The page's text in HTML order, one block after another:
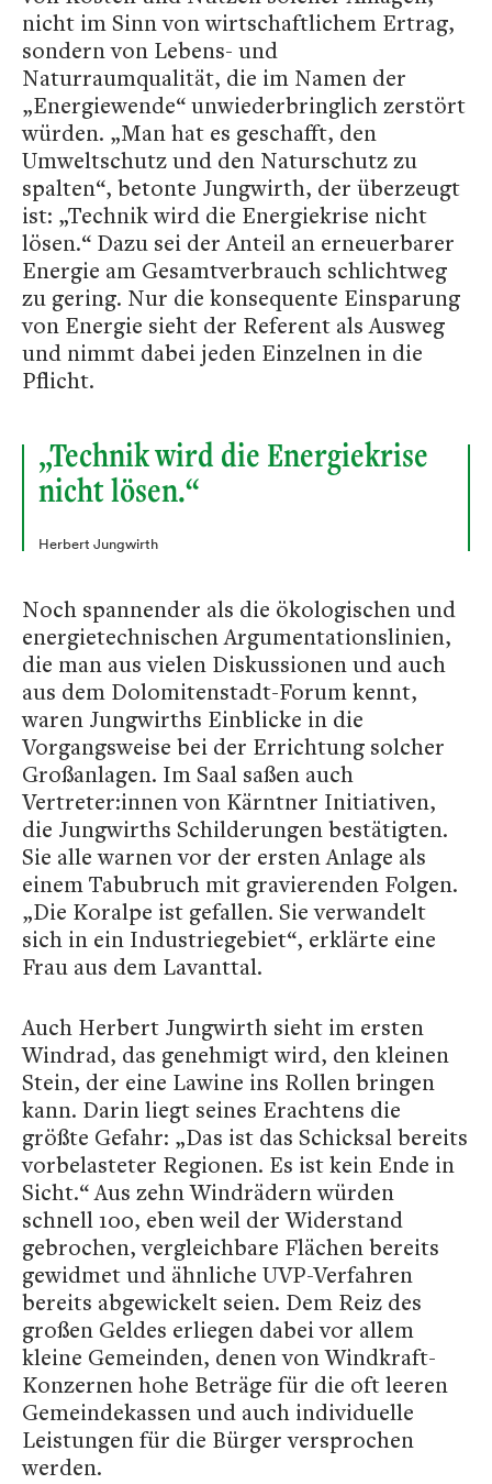
nicht im Sinn von wirtschaftlichem Ertrag,
sondern von Lebens- und
Naturraumqualität, die im Namen der
„Energiewende“ unwiederbringlich zerstört
würden. „Man hat es geschafft, den
Umweltschutz und den Naturschutz zu
spalten“, betonte Jungwirth, der überzeugt
ist: „Technik wird die Energiekrise nicht
lösen.“ Dazu sei der Anteil an erneuerbarer
Energie am Gesamtverbrauch schlichtweg
zu gering. Nur die konsequente Einsparung
von Energie sieht der Referent als Ausweg
und nimmt dabei jeden Einzelnen in die
Pflicht.
„Technik wird die Energiekrise
nicht lösen.“
Herbert Jungwirth
Noch spannender als die ökologischen und
energietechnischen Argumentationslinien,
die man aus vielen Diskussionen und auch
aus dem Dolomitenstadt-Forum kennt,
waren Jungwirths Einblicke in die
Vorgangsweise bei der Errichtung solcher
Großanlagen. Im Saal saßen auch
Vertreter:innen von Kärntner Initiativen,
die Jungwirths Schilderungen bestätigten.
Sie alle warnen vor der ersten Anlage als
einem Tabubruch mit gravierenden Folgen.
„Die Koralpe ist gefallen. Sie verwandelt
sich in ein Industriegebiet“, erklärte eine
Frau aus dem Lavanttal.
Auch Herbert Jungwirth sieht im ersten
Windrad, das genehmigt wird, den kleinen
Stein, der eine Lawine ins Rollen bringen
kann. Darin liegt seines Erachtens die
größte Gefahr: „Das ist das Schicksal bereits
vorbelasteter Regionen. Es ist kein Ende in
Sicht.“ Aus zehn Windrädern würden
schnell 100, eben weil der Widerstand
gebrochen, vergleichbare Flächen bereits
gewidmet und ähnliche UVP-Verfahren
bereits abgewickelt seien. Dem Reiz des
großen Geldes erliegen dabei vor allem
kleine Gemeinden, denen von Windkraft-
Konzernen hohe Beträge für die oft leeren
Gemeindekassen und auch individuelle
Leistungen für die Bürger versprochen
werden.